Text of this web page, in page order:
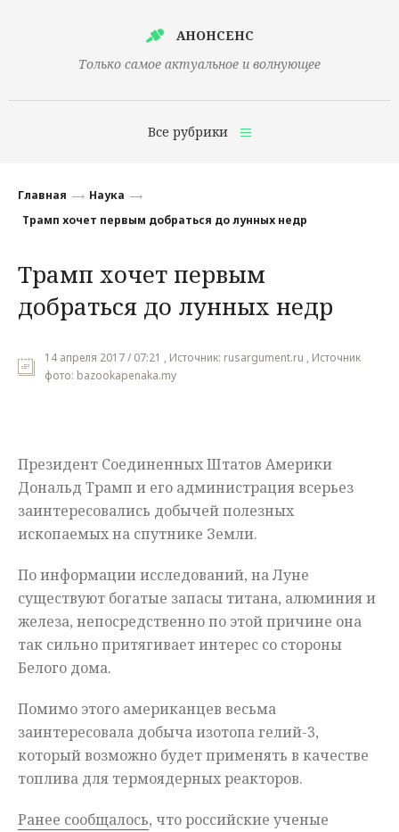
АНОНСЕНС
Только самое актуальное и волнующее
Все рубрики
Финансы
Наука
Культура
Общество
Происшествия
Главная
Наука
Трамп хочет первым добраться до лунных недр
Трамп хочет первым
добраться до лунных недр
14 апреля 2017 / 07:21 , Источник: rusargument.ru , Источник
фото: bazookapenaka.my
Президент Соединенных Штатов Америки
Дональд Трамп и его администрация всерьез
заинтересовались добычей полезных
ископаемых на спутнике Земли.
По информации исследований, на Луне
существуют богатые запасы титана, алюминия и
железа, непосредственно по этой причине она
так сильно притягивает интерес со стороны
Белого дома.
Помимо этого американцев весьма
заинтересовала добыча изотопа гелий-3,
который возможно будет применять в качестве
топлива для термоядерных реакторов.
Ранее сообщалось, что российские ученые